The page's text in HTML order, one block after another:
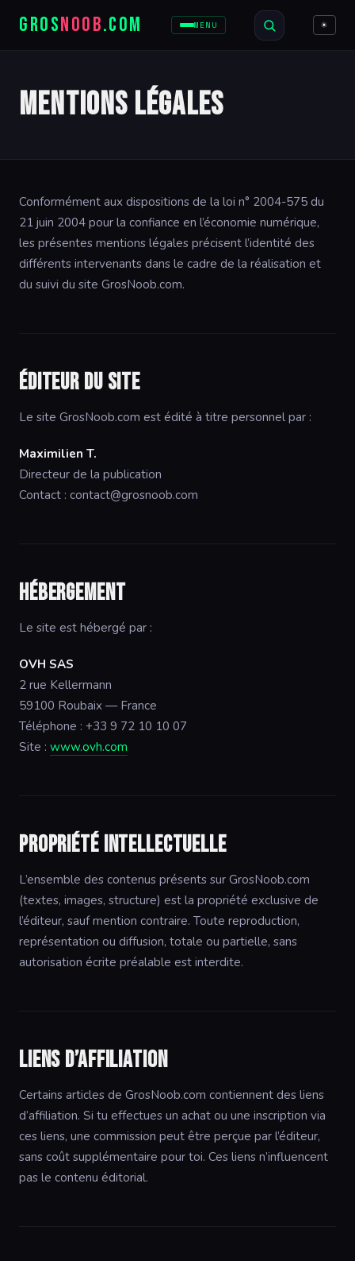
GROSNOOB.COM MENU ☀
Mentions légales
Conformément aux dispositions de la loi n° 2004-575 du
21 juin 2004 pour la confiance en l’économie numérique,
les présentes mentions légales précisent l’identité des
différents intervenants dans le cadre de la réalisation et
du suivi du site GrosNoob.com.
Éditeur du site
Le site GrosNoob.com est édité à titre personnel par :
Maximilien T.
Directeur de la publication
Contact : contact@grosnoob.com
Hébergement
Le site est hébergé par :
OVH SAS
2 rue Kellermann
59100 Roubaix — France
Téléphone : +33 9 72 10 10 07
Site : www.ovh.com
Propriété intellectuelle
L’ensemble des contenus présents sur GrosNoob.com
(textes, images, structure) est la propriété exclusive de
l’éditeur, sauf mention contraire. Toute reproduction,
représentation ou diffusion, totale ou partielle, sans
autorisation écrite préalable est interdite.
Liens d’affiliation
Certains articles de GrosNoob.com contiennent des liens
d’affiliation. Si tu effectues un achat ou une inscription via
ces liens, une commission peut être perçue par l’éditeur,
sans coût supplémentaire pour toi. Ces liens n’influencent
pas le contenu éditorial.